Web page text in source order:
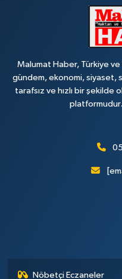
Malumat Haber, Türkiye
gündem, ekonomi, siyaset,
tarafsız ve hızlı bir şekilde
platformudur.
Nöbetçi Eczaneler